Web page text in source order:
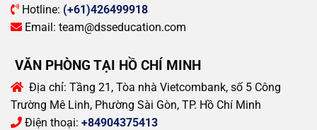
Hotline: (+61)426499918
Email: team@dsseducation.com
VĂN PHÒNG TẠI HỒ CHÍ MINH
Địa chỉ: Tầng 21, Tòa nhà Vietcombank, số 5 Công
Trường Mê Linh, Phường Sài Gòn, TP. Hồ Chí Minh
Điện thoại: +84904375413